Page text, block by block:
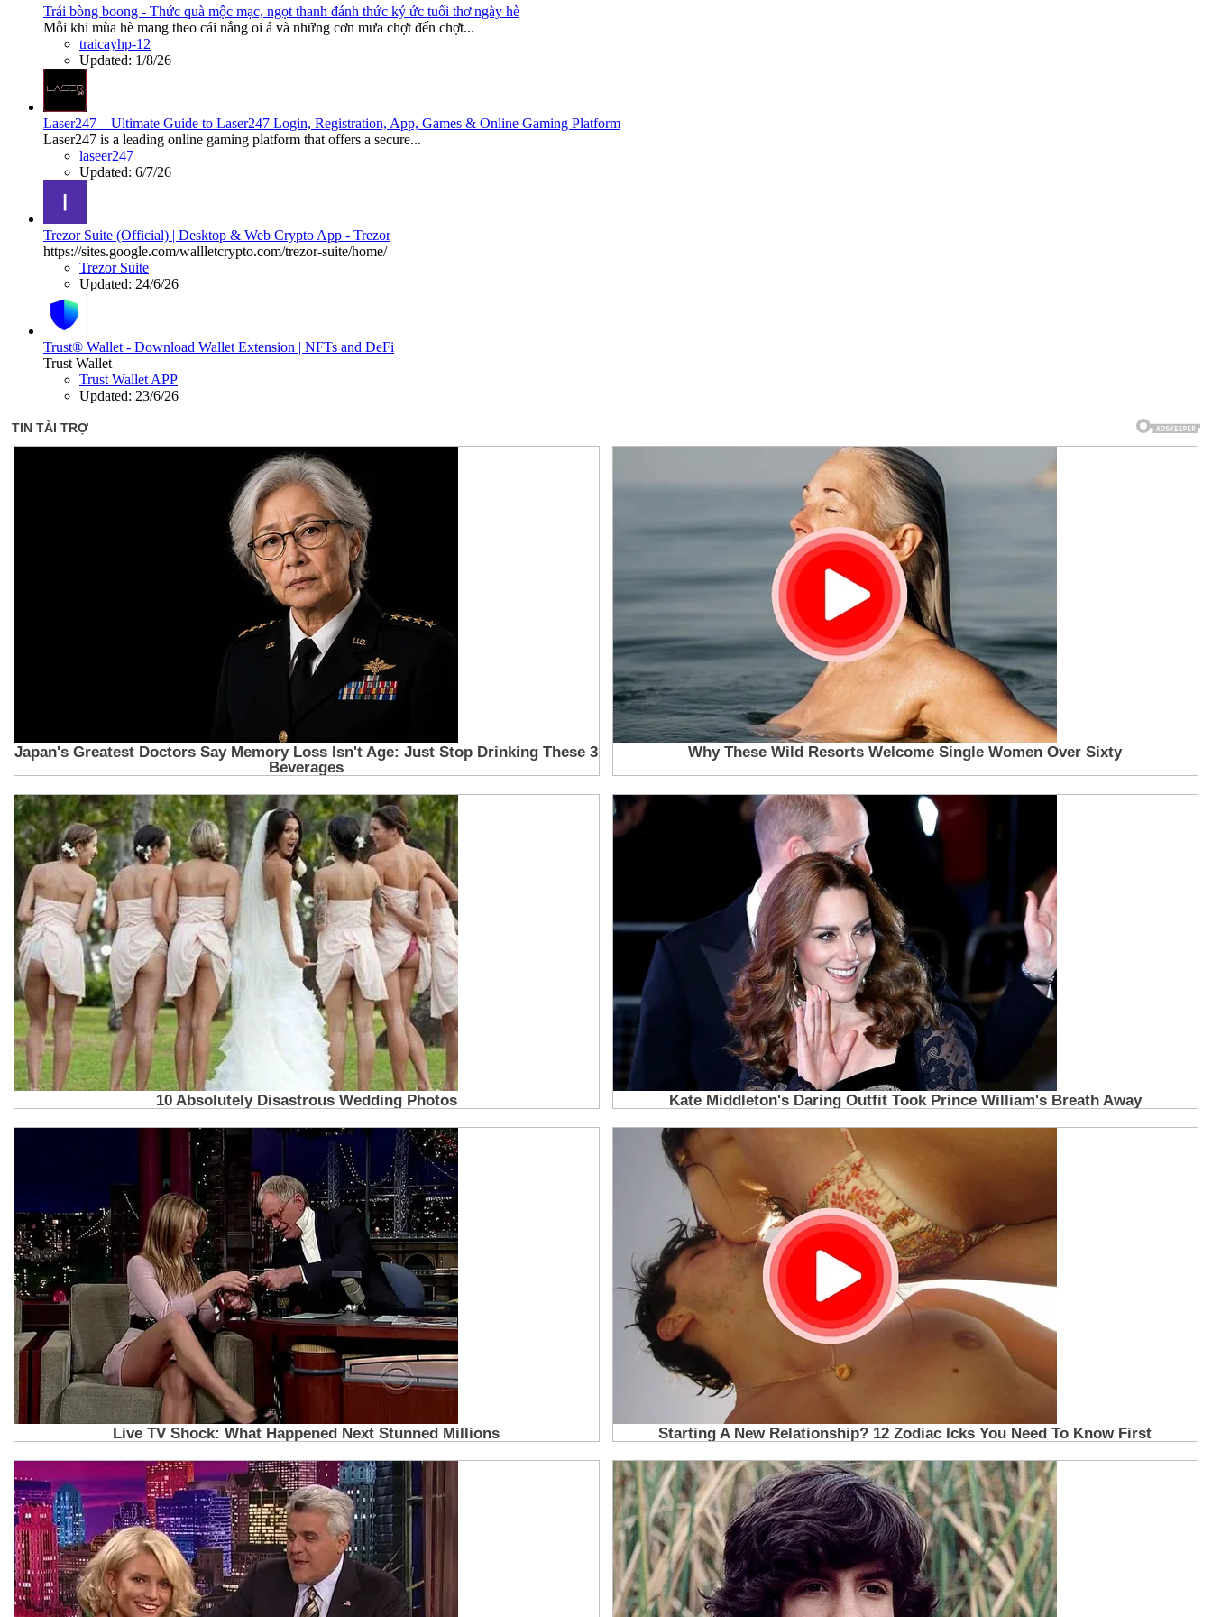
Trái bòng boong - Thức quà mộc mạc, ngọt thanh đánh thức ký ức tuổi thơ ngày hè
Mỗi khi mùa hè mang theo cái nắng oi ả và những cơn mưa chợt đến chợt...
traicayhp-12
Updated: 1/8/26
Laser247 – Ultimate Guide to Laser247 Login, Registration, App, Games & Online Gaming Platform
Laser247 is a leading online gaming platform that offers a secure...
laseer247
Updated: 6/7/26
Trezor Suite (Official) | Desktop & Web Crypto App - Trezor
https://sites.google.com/wallletcrypto.com/trezor-suite/home/
Trezor Suite
Updated: 24/6/26
Trust® Wallet - Download Wallet Extension | NFTs and DeFi
Trust Wallet
Trust Wallet APP
Updated: 23/6/26